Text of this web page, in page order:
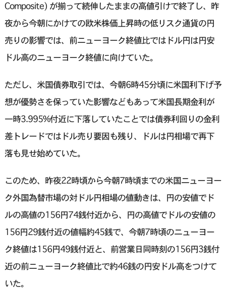
Composite) が揃って続伸したままの高値引けで終了し、昨
夜から今朝にかけての欧米株価上昇時の低リスク通貨の円
売りの影響では、前ニューヨーク終値比ではドル円は円安
ドル高のニューヨーク終値に向けていた。
ただし、米国債券取引では、今朝6時45分頃に米国利下げ予
想が優勢さを保っていた影響などもあって米国長期金利が
一時3.995%付近に下落していたことでは債券利回りの金利
差トレードではドル売り要因も残り、ドルは円相場で再下
落も見せ始めていた。
このため、昨夜22時頃から今朝7時頃までの米国ニューヨー
ク外国為替市場の対ドル円相場の値動きは、円の安値でド
ルの高値の156円74銭付近から、円の高値でドルの安値の
156円29銭付近の値幅約45銭で、今朝7時頃のニューヨー
ク終値は156円49銭付近と、前営業日同時刻の156円3銭付
近の前ニューヨーク終値比で約46銭の円安ドル高をつけて
いた。